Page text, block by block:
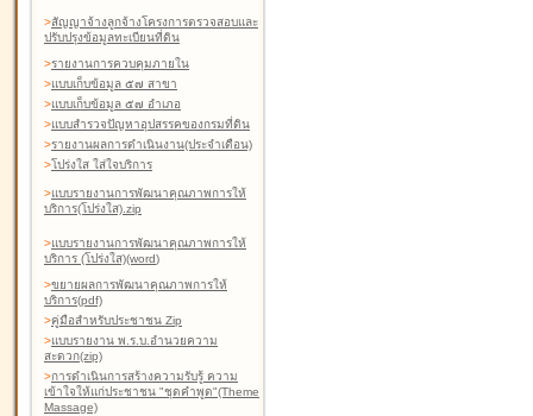
>สัญญาจ้างลูกจ้างโครงการตรวจสอบและ
ปรับปรุงข้อมูลทะเบียนที่ดิน
>รายงานการควบคุมภายใน
>แบบเก็บข้อมูล ๕๗ สาขา
>แบบเก็บข้อมูล ๕๗ อำเภอ
>แบบสำรวจปัญหาอุปสรรคของกรมที่ดิน
>รายงานผลการดำเนินงาน(ประจำเดือน)
>โปร่งใส ใส่ใจบริการ
>แบบรายงานการพัฒนาคุณภาพการให้
บริการ(โปร่งใส).zip
>แบบรายงานการพัฒนาคุณภาพการให้
บริการ (โปร่งใส)(word)
>ขยายผลการพัฒนาคุณภาพการให้
บริการ(pdf)
>คู่มือสำหรับประชาชน Zip
>แบบรายงาน พ.ร.บ.อำนวยความ
สะดวก(zip)
>การดำเนินการสร้างความรับรู้ ความ
เข้าใจให้แก่ประชาชน "ชุดคำพูด"(Theme
Massage)